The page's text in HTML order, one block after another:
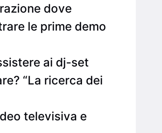
dove
le prime demo
ai dj-set
“La ricerca dei
televisiva e